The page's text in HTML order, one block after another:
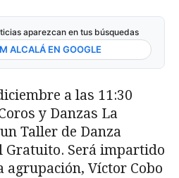
aparezcan en tus búsquedas
ALCALÁ EN GOOGLE
a las 11:30
y Danzas La
Taller de Danza
Será impartido
agrupación, Víctor Cobo